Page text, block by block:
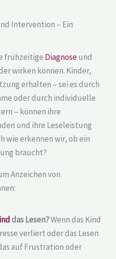
Intervention – Ein
frühzeitige Diagnoseund
wirken können. Kinder,
erhalten – sei es durch
oder durch individuelle
– können ihre
und ihre Leseleistung
wie erkennen wir, ob ein
braucht?
Anzeichen von
das Lesen?Wenn das Kind
verliert oder das Lesen
auf Frustration oder